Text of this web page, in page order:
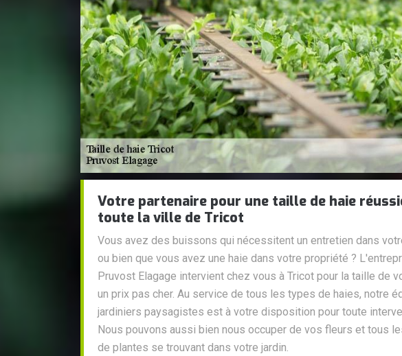
Votre partenaire pour une taille de haie
toute la ville de Tricot
Vous avez des buissons qui nécessitent un entretien dans
ou bien que vous avez une haie dans votre propriété ?
Pruvost Elagage intervient chez vous à Tricot pour la taille de
un prix pas cher. Au service de tous les types de haies, notre
jardiniers paysagistes est à votre disposition pour toute
Nous pouvons aussi bien nous occuper de vos fleurs et tous
de plantes se trouvant dans votre jardin.